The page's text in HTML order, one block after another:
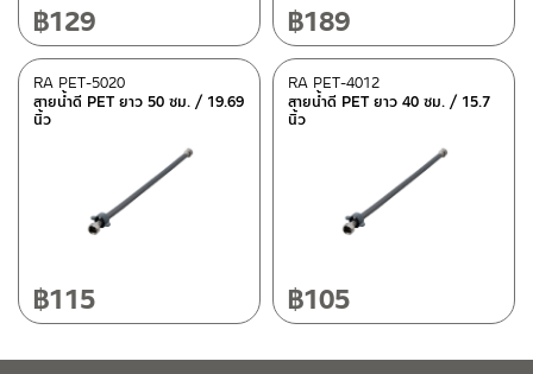
฿129 ฿189
สายน้ำดี PET ยาว 50 ซม. / 19.69
นิ้ว
RA PET-5020
฿115
สายน้ำดี PET ยาว 40 ซม. / 15.7
นิ้ว
RA PET-4012
฿105